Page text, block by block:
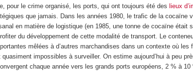
pour le crime organisé, les ports, qui ont toujours été des lieux
que jamais. Dans les années 1980, le trafic de la cocaïne
en matière de logistique (en 1985, une tonne de cocaïne était
du développement de cette modalité de transport. Le
mêlées à d’autres marchandises dans un contexte où
quasiment impossibles à surveiller. On estime aujourd’hui à peu
chaque année vers les grands ports européens, 2 % à